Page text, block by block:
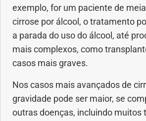
exemplo, for um paciente de
cirrose por álcool, o tratamento
a parada do uso do álcool, até
mais complexos, como
casos mais graves.
Nos casos mais avançados de
gravidade pode ser maior, se
outras doenças, incluindo muitos